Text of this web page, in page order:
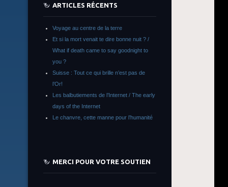
ARTICLES RÉCENTS
Voyage au centre de la terre
Et si la mort venait te dire bonne nuit ? /
What if death came to say goodnight to
you ?
Suisse : Tout ce qui brille n’est pas de
l’Or!
Les balbutiements de l’Internet / The early
days of the Internet
Le chanvre, cette manne pour l’humanité
MERCI POUR VOTRE SOUTIEN